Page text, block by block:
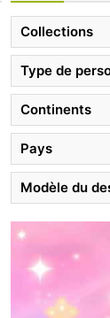
Collections
Type de
Continents
Pays
Modèle du